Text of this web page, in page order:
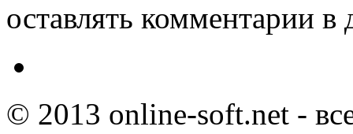
оставлять комментарии в
© 2013 online-soft.net -